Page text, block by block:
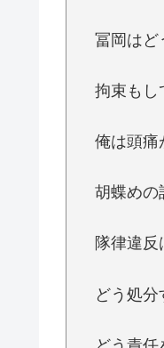
冨岡はど
拘束もし
俺は頭痛
胡蝶めの
隊律違反
どう処分